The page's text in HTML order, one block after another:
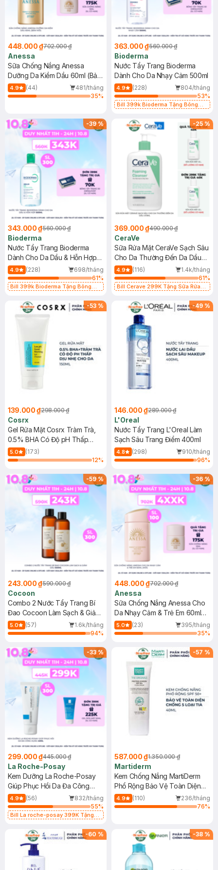
448.000 ₫702.000 ₫
Anessa
Sữa Chống Nắng Anessa
Dưỡng Da Kiềm Dầu 60ml (Bản
Mới)
4.9 (44)
481/tháng
35%
363.000 ₫560.000 ₫
Bioderma
Nước Tẩy Trang Bioderma
Dành Cho Da Nhạy Cảm 500ml
4.9 (228)
804/tháng
53%
Bill 399k Bioderma Tặng Bông
-39%
343.000 ₫560.000 ₫
Bioderma
Nước Tẩy Trang Bioderma
Dành Cho Da Dầu & Hỗn Hợp
500ml
4.9 (228)
698/tháng
61%
Bill 399k Bioderma Tặng Bông
-25 %
369.000 ₫490.000 ₫
CeraVe
Sữa Rửa Mặt CeraVe Sạch Sâu
Cho Da Thường Đến Da Dầu
473ml
4.9 (116)
1.4k/tháng
61%
Bill Cerave 299K Tặng Sữa Rửa
-53 %
139.000 ₫298.000 ₫
Cosrx
Gel Rửa Mặt Cosrx Tràm Trà,
0.5% BHA Có Độ pH Thấp
150ml
5.0
(173)
12%
-49 %
146.000 ₫289.000 ₫
L'Oreal
Nước Tẩy Trang L'Oreal Làm
Sạch Sâu Trang Điểm 400ml
4.8 (298)
910/tháng
96%
-59%
243.000 ₫590.000 ₫
Cocoon
Combo 2 Nước Tẩy Trang Bí
Đao Cocoon Làm Sạch & Giảm
Dầu 500ml
5.0 (57)
1.6k/tháng
94%
-36%
448.000 ₫702.000 ₫
Anessa
Sữa Chống Nắng Anessa Cho
Da Nhạy Cảm & Trẻ Em 60ml
(Mới)
5.0 (23)
395/tháng
35%
-33%
299.000 ₫445.000 ₫
La Roche-Posay
Kem Dưỡng La Roche-Posay
Giúp Phục Hồi Da Đa Công
Dụng 40ml
4.9 (56)
832/tháng
55%
Bill La roche-posay 399K Tặng
(SL có hạn)
-57 %
587.000 ₫1.350.000 ₫
Martiderm
Kem Chống Nắng MartiDerm
Phổ Rộng Bảo Vệ Toàn Diện
40ml
4.9 (110)
236/tháng
76%
-60 % -38 %